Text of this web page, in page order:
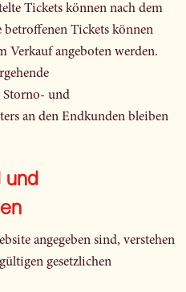
Tickets können nach dem
Tickets können
angeboten werden.
Storno- und
an den Endkunden bleiben
und
angegeben sind, verstehen
gesetzlichen